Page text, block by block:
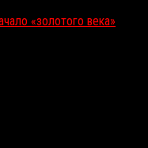
«золотого века»